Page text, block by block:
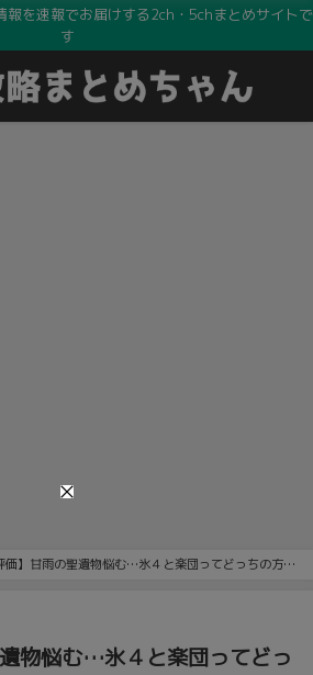
報を速報でお届けする2ch・5chまとめサイトで
す
価】甘雨の聖遺物悩む…氷４と楽団ってどっちの方が
遺物悩む…氷４と楽団ってどっ